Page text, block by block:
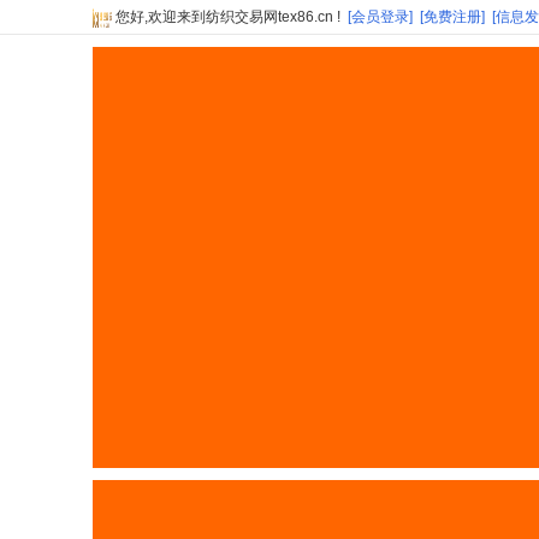
您好,欢迎来到纺织交易网tex86.cn ! [会员登录] [免费注册] [信息